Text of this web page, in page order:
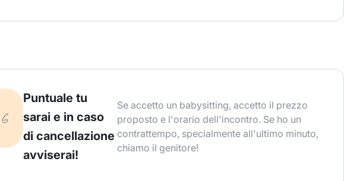
Puntuale tu
sarai e in caso
di cancellazione
avviserai!
Se accetto un babysitting, accetto il prezzo
proposto e l'orario dell'incontro. Se ho un
contrattempo, specialmente all'ultimo minuto,
chiamo il genitore!